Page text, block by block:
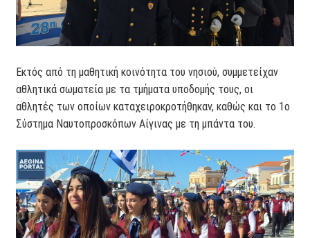
Εκτός από τη μαθητική κοινότητα του νησιού, συμμετείχαν
αθλητικά σωματεία με τα τμήματα υποδομής τους, οι
αθλητές των οποίων καταχειροκροτήθηκαν, καθώς και το 1ο
Σύστημα Ναυτοπροσκόπων Αίγινας με τη μπάντα του.